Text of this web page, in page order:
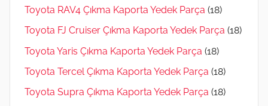
Toyota RAV4 Çıkma Kaporta Yedek Parça (18)
Toyota FJ Cruiser Çıkma Kaporta Yedek Parça (18)
Toyota Yaris Çıkma Kaporta Yedek Parça (18)
Toyota Tercel Çıkma Kaporta Yedek Parça (18)
Toyota Supra Çıkma Kaporta Yedek Parça (18)